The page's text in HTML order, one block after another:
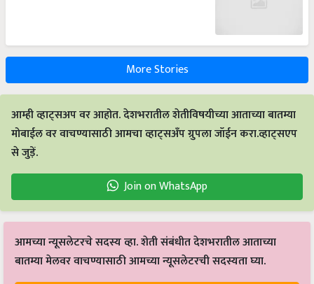
More Stories
आम्ही व्हाट्सअप वर आहोत. देशभरातील शेतीविषयीच्या आताच्या बातम्या
मोबाईल वर वाचण्यासाठी आमचा व्हाट्सअँप ग्रुपला जॉईन करा.व्हाट्सएप
से जुड़ें.
Join on WhatsApp
आमच्या न्यूसलेटरचे सदस्य व्हा. शेती संबंधीत देशभरातील आताच्या
बातम्या मेलवर वाचण्यासाठी आमच्या न्यूसलेटरची सदस्यता घ्या.